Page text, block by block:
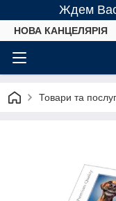
Ждем
НОВА КАНЦЕЛЯРІЯ
Товари та